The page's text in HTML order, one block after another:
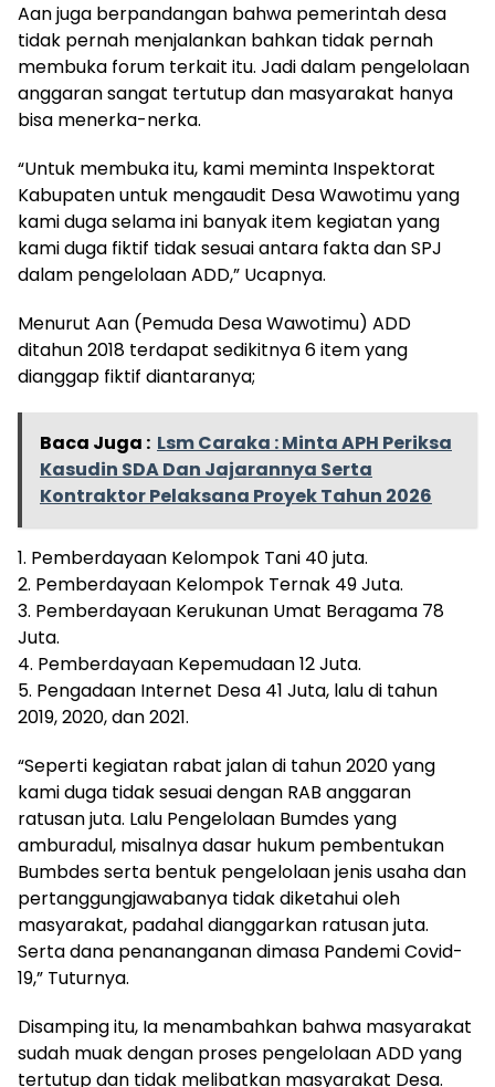
Aan juga berpandangan bahwa pemerintah desa
tidak pernah menjalankan bahkan tidak pernah
membuka forum terkait itu. Jadi dalam pengelolaan
anggaran sangat tertutup dan masyarakat hanya
bisa menerka-nerka.
“Untuk membuka itu, kami meminta Inspektorat
Kabupaten untuk mengaudit Desa Wawotimu yang
kami duga selama ini banyak item kegiatan yang
kami duga fiktif tidak sesuai antara fakta dan SPJ
dalam pengelolaan ADD,” Ucapnya.
Menurut Aan (Pemuda Desa Wawotimu) ADD
ditahun 2018 terdapat sedikitnya 6 item yang
dianggap fiktif diantaranya;
Baca Juga : Lsm Caraka : Minta APH Periksa
Kasudin SDA Dan Jajarannya Serta
Kontraktor Pelaksana Proyek Tahun 2026
1. Pemberdayaan Kelompok Tani 40 juta.
2. Pemberdayaan Kelompok Ternak 49 Juta.
3. Pemberdayaan Kerukunan Umat Beragama 78
Juta.
4. Pemberdayaan Kepemudaan 12 Juta.
5. Pengadaan Internet Desa 41 Juta, lalu di tahun
2019, 2020, dan 2021.
“Seperti kegiatan rabat jalan di tahun 2020 yang
kami duga tidak sesuai dengan RAB anggaran
ratusan juta. Lalu Pengelolaan Bumdes yang
amburadul, misalnya dasar hukum pembentukan
Bumbdes serta bentuk pengelolaan jenis usaha dan
pertanggungjawabanya tidak diketahui oleh
masyarakat, padahal dianggarkan ratusan juta.
Serta dana penananganan dimasa Pandemi Covid-
19,” Tuturnya.
Disamping itu, Ia menambahkan bahwa masyarakat
sudah muak dengan proses pengelolaan ADD yang
tertutup dan tidak melibatkan masyarakat Desa.